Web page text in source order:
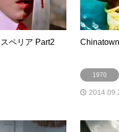
ペリア Part2
1970